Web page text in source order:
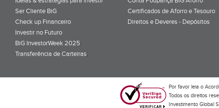
Ser Cliente BiG
Check up Financeiro
Investir no Futuro
BiG InvestorWeek 2025;
Transferência de Carteiras;
Certificados de Aforro e Tesouro
Direitos e Deveres - Depósitos
Por favor leia o
Todos os direitos
Investimento Global